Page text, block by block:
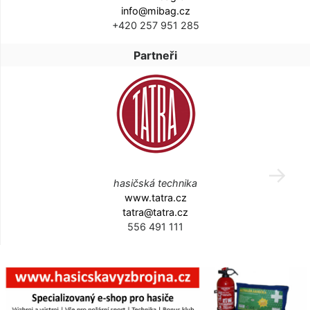
info@mibag.cz
+420 257 951 285
Partneři
hasičská technika
www.tatra.cz
tatra@tatra.cz
556 491 111